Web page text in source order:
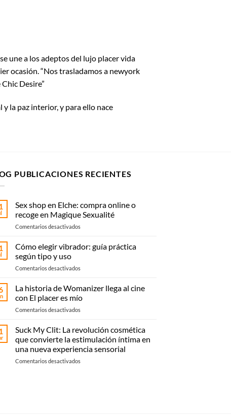
une a los adeptos del lujo placer vida
ocasión. “Nos trasladamos a newyork
Desire”
y la paz interior, y para ello nace
PUBLICACIONES RECIENTES
Sex shop en Elche: compra online o
recoge en Magique Sexualité
Comentarios desactivadosen
shop
compra
o
Magique
Cómo elegir vibrador: guía práctica
según tipo y uso
Comentarios desactivadosen
elegir
guía
práctica
tipo
y
uso
La historia de Womanizer llega al cine
con El placer es mío
Comentarios desactivadosen
historia
Womanizer
llega
al
Suck My Clit: La revolución cosmética
que convierte la estimulación íntima en
una nueva experiencia sensorial
Comentarios desactivadosen